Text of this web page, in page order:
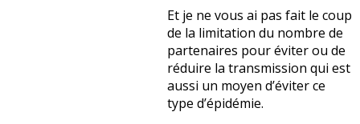
Et je ne vous ai pas fait le coup
de la limitation du nombre de
partenaires pour éviter ou de
réduire la transmission qui est
aussi un moyen d’éviter ce
type d’épidémie.